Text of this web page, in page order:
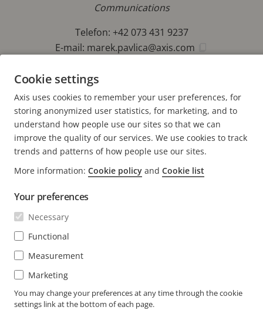
Communications
Telefon: +42 073 431 9237
E-mail: marek.pavlica@axis.com
FOOTER
KONTAKT
Kontaktujte nás
Centrum orientované na zkušenosti
NOVINKY A PŘÍBĚHY
Life at Axis
Engineering at Axis
Přihlásit se k odběru newsletteru
Přihlásit se k odběru bezpečnostních upozornění Axis
CZECH REPUBLIC / ČESKY NEWSROOM
Media
Menu
Facebook
LinkedinYoutube
(Twitter)
Instagram
Cookie settings
Axis uses cookies to remember your user preferences, for
storing anonymized user statistics, for marketing, and to
understand how people use our sites so that we can
improve the quality of our services. We use cookies to track
trends and patterns of how people use our sites.
More information: Cookie policy and Cookie list
Your preferences
Necessary
Functional
Measurement
Marketing
You may change your preferences at any time through the cookie
settings link at the bottom of each page.